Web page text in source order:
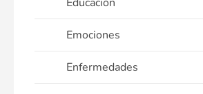
Emociones
Enfermedades